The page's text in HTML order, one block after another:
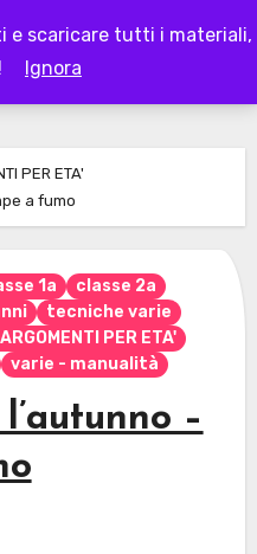
e scaricare tutti i materiali,
! Ignora
PER ETA'
a fumo
1a
classe 2a
tecniche varie
PER ETA'
varie - manualità
–